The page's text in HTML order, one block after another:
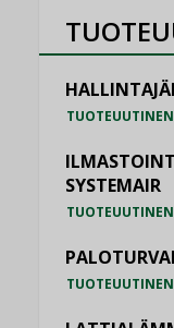
TUOTEUUTINEN
SYSTEMAIR
TUOTEUUTINEN
TUOTEUUTINEN